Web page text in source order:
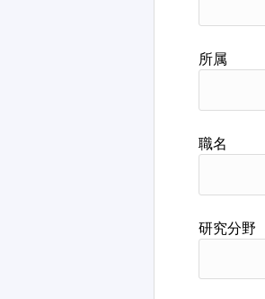
所属
職名
研究分野